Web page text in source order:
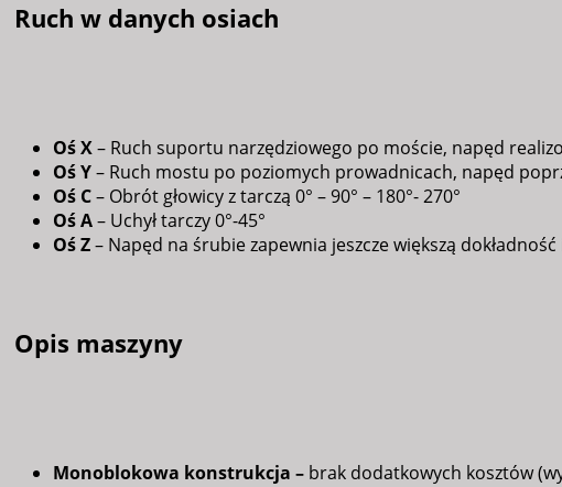
Ruch w danych osiach
Oś X– Ruch suportu narzędziowego po moście, napęd
Oś Y– Ruch mostu po poziomych prowadnicach, napęd
Oś C– Obrót głowicy z tarczą 0° – 90° – 180°- 270°
Oś A– Uchył tarczy 0°-45°
Oś Z– Napęd na śrubie zapewnia jeszcze większą
Opis maszyny
Monoblokowa konstrukcja – brak dodatkowych kosztów